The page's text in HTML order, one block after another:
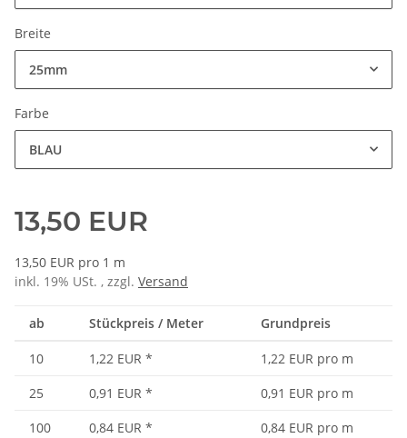
Breite
25mm
Farbe
BLAU
13,50 EUR
13,50 EUR pro 1 m
inkl. 19% USt. , zzgl. Versand
ab Stückpreis / Meter Grundpreis
10 1,22 EUR *
1,22 EUR pro m
25
0,91 EUR *
0,91 EUR pro m
100
0,84 EUR * 0,84 EUR pro m